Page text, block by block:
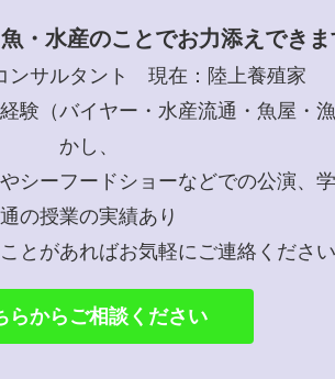
・水産のことでお力添えでき
ンサルタント 現在：陸上養殖家
験（バイヤー・水産流通・魚屋・
かし、
シーフードショーなどでの公演、
通の授業の実績あり
とがあればお気軽にご連絡くださ
らからご相談ください